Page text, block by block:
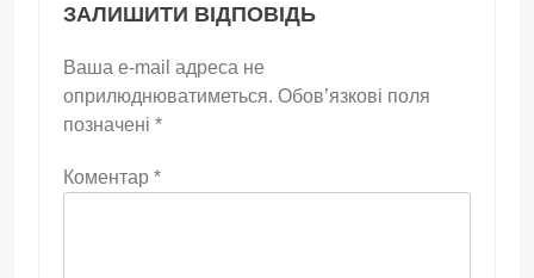
ЗАЛИШИТИ ВІДПОВІДЬ
Ваша e-mail адреса не
оприлюднюватиметься. Обов’язкові поля
позначені *
Коментар *